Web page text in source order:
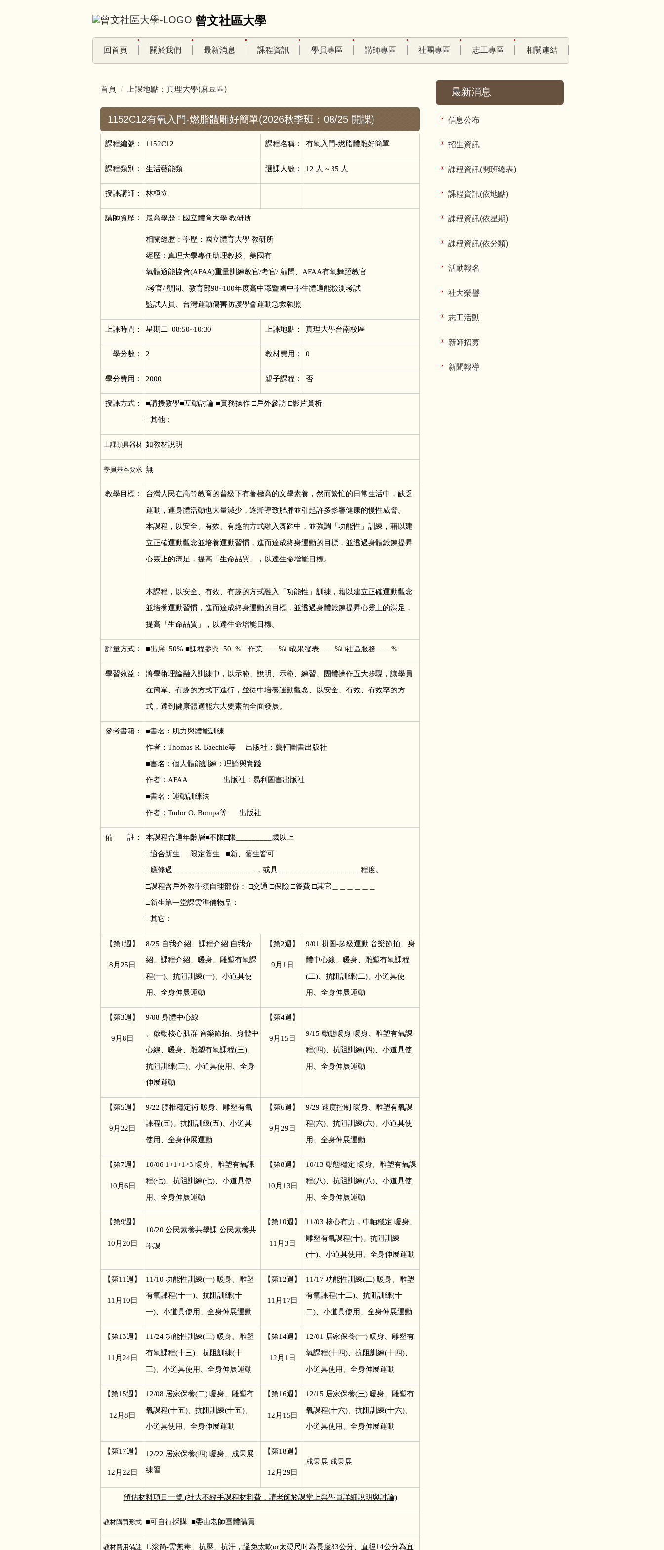
曾文社區大學
回首頁 關於我們 最新消息 課程資訊 學員專區 講師專區 社團專區 志工專區 相關連結
首頁 上課地點：真理大學(麻豆區)
1152C12有氧入門-燃脂體雕好簡單(2026秋季班：08/25 開課)
課程編號： 1152C12 課程名稱： 有氧入門-燃脂體雕好簡單
課程類別： 生活藝能類 選課人數： 12 人 ~ 35 人
授課講師： 林桓立
講師資歷： 最高學歷：國立體育大學 教研所
相關經歷：學歷：國立體育大學 教研所
經歷：真理大學專任助理教授、美國有
氧體適能協會(AFAA)重量訓練教官/考官/ 顧問、AFAA有氧舞蹈教官
/考官/ 顧問、教育部98~100年度高中職暨國中學生體適能檢測考試
監試人員、台灣運動傷害防護學會運動急救執照
上課時間： 星期二 08:50~10:30 上課地點： 真理大學台南校區
學分數： 2 教材費用： 0
學分費用： 2000 親子課程： 否
授課方式： ■講授教學■互動討論 ■實務操作 □戶外參訪 □影片賞析
□其他：
上課須具器材 如教材說明
學員基本要求 無
教學目標： 台灣人民在高等教育的普級下有著極高的文學素養，然而繁忙的日常生活中，缺乏
運動，連身體活動也大量減少，逐漸導致肥胖並引起許多影響健康的慢性威脅。
本課程，以安全、有效、有趣的方式融入舞蹈中，並強調「功能性」訓練，藉以建
立正確運動觀念並培養運動習慣，進而達成終身運動的目標，並透過身體鍛鍊提昇
心靈上的滿足，提高「生命品質」，以達生命增能目標。
本課程，以安全、有效、有趣的方式融入「功能性」訓練，藉以建立正確運動觀念
並培養運動習慣，進而達成終身運動的目標，並透過身體鍛鍊提昇心靈上的滿足，
提高「生命品質」，以達生命增能目標。
評量方式： ■出席_50% ■課程參與_50_% □作業____%□成果發表____%□社區服務____%
學習效益： 將學術理論融入訓練中，以示範、說明、示範、練習、團體操作五大步驟，讓學員
在簡單、有趣的方式下進行，並從中培養運動觀念、以安全、有效、有效率的方
式，達到健康體適能六大要素的全面發展。
參考書籍： ■書名：肌力與體能訓練
作者：Thomas R. Baechle等 出版社：藝軒圖書出版社
■書名：個人體能訓練：理論與實踐
作者：AFAA 出版社：易利圖書出版社
■書名：運動訓練法
作者：Tudor O. Bompa等 出版社
備 註： 本課程合適年齡層■不限□限_________歲以上
□適合新生 □限定舊生 ■新、舊生皆可
□應修過_____________________，或具_____________________程度。
□課程含戶外教學須自理部份： □交通 □保險 □餐費 □其它＿＿＿＿＿＿
□新生第一堂課需準備物品：
□其它：
【第1週】
8 月25日
8/25 自我介紹、課程介紹 自我介
紹、課程介紹、暖身、雕塑有氧課
程(一)、抗阻訓練(一)、小道具使
用、全身伸展運動
【第2週】
9 月1日
9/01 拼圖-超級運動 音樂節拍、身
體中心線、暖身、雕塑有氧課程
(二)、抗阻訓練(二)、小道具使
用、全身伸展運動
【第3週】
9 月8日
9/08 身體中心線
、啟動核心肌群 音樂節拍、身體中
心線、暖身、雕塑有氧課程(三)、
抗阻訓練(三)、小道具使用、全身
伸展運動
【第4週】
9 月15日
9/15 動態暖身 暖身、雕塑有氧課
程(四)、抗阻訓練(四)、小道具使
用、全身伸展運動
【第5週】
9 月22日
9/22 腰椎穩定術 暖身、雕塑有氧
課程(五)、抗阻訓練(五)、小道具
使用、全身伸展運動
【第6週】
9 月29日
9/29 速度控制 暖身、雕塑有氧課
程(六)、抗阻訓練(六)、小道具使
用、全身伸展運動
【第7週】
10 月6日
10/06 1+1+1>3 暖身、雕塑有氧課
程(七)、抗阻訓練(七)、小道具使
用、全身伸展運動
【第8週】
10 月13日
10/13 動態穩定 暖身、雕塑有氧課
程(八)、抗阻訓練(八)、小道具使
用、全身伸展運動
【第9週】
10 月20日
10/20 公民素養共學課 公民素養共
學課
【第10週】
11 月3日
11/03 核心有力，中軸穩定 暖身、
雕塑有氧課程(十)、抗阻訓練
(十)、小道具使用、全身伸展運動
【第11週】
11 月10日
11/10 功能性訓練(一) 暖身、雕塑
有氧課程(十一)、抗阻訓練(十
一)、小道具使用、全身伸展運動
【第12週】
11 月17日
11/17 功能性訓練(二) 暖身、雕塑
有氧課程(十二)、抗阻訓練(十
二)、小道具使用、全身伸展運動
【第13週】
11 月24日
11/24 功能性訓練(三) 暖身、雕塑
有氧課程(十三)、抗阻訓練(十
三)、小道具使用、全身伸展運動
【第14週】
12 月1日
12/01 居家保養(一) 暖身、雕塑有
氧課程(十四)、抗阻訓練(十四)、
小道具使用、全身伸展運動
【第15週】
12 月8日
12/08 居家保養(二) 暖身、雕塑有
氧課程(十五)、抗阻訓練(十五)、
小道具使用、全身伸展運動
【第16週】
12 月15日
12/15 居家保養(三) 暖身、雕塑有
氧課程(十六)、抗阻訓練(十六)、
小道具使用、全身伸展運動
【第17週】
12 月22日
12/22 居家保養(四) 暖身、成果展
練習
【第18週】
12 月29日
成果展 成果展
預估材料項目一覽 (社大不經手課程材料費，請老師於課堂上與學員詳細說明與討論)
教材購買形式 ■可自行採購 ■委由老師團體購買
教材費用備註 1.滾筒-需無毒、抗壓、抗汗，避免太軟or太硬尺吋為長度33公分、直徑14公分為宜
最新消息
信息公布
招生資訊
課程資訊(開班總表)
課程資訊(依地點)
課程資訊(依星期)
課程資訊(依分類)
活動報名
社大榮譽
志工活動
新師招募
新聞報導